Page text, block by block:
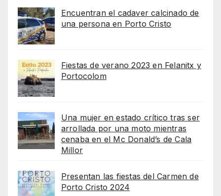
Encuentran el cadaver calcinado de
una persona en Porto Cristo
Fiestas de verano 2023 en Felanitx y
Portocolom
Una mujer en estado crítico tras ser
arrollada por una moto mientras
cenaba en el Mc Donald’s de Cala
Millor
Presentan las fiestas del Carmen de
Porto Cristo 2024